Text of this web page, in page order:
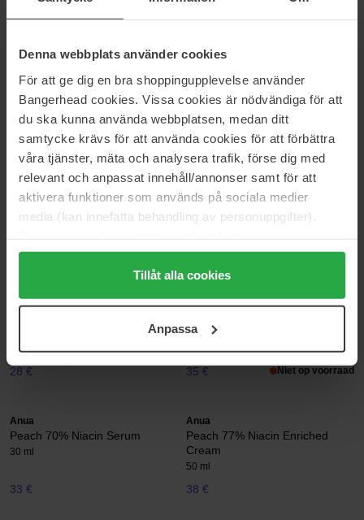
Denna webbplats använder cookies
För att ge dig en bra shoppingupplevelse använder
Bangerhead cookies. Vissa cookies är nödvändiga för att
du ska kunna använda webbplatsen, medan ditt
samtycke krävs för att använda cookies för att förbättra
våra tjänster, mäta och analysera trafik, förse dig med
relevant och anpassat innehåll/annonser samt för att
aktivera funktioner som används på sociala medier
media (kan innefatta behandling av personuppgifter).
Genom att trycka på "Tillåt alla cookies" accepterar du
alla cookies, medan du under "Detaljer" kan anpassa
användningen av cookies. Du kan när som helst återkalla
samt vår Integritetspolicy.
Tillåt alla cookies
Anpassa
25 € 37 €
Heartleaf 80% Moisture
Soothing Ampoule
30 ml
31 € Niet op voorraad
Heartleaf LHA Moisture Peeling
Gel
120 ml
18 €
Anua
PDRN Hyaluronic Acid Capsule
100 Serum
39 €
Anua
Peach 77 Niacin Enriched
Cream
38 € Niet op voorraad
Anua
28 €
Anua
Serum
30 ml
35 € Niet op voorraad
Anua
Peach 70% Niacin Serum
30 ml
33 €
Anua
Peach 77% Niacin Enriched
Cream
50 ml
38 €